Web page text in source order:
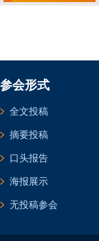
参会形式
全文投稿
摘要投稿
口头报告
海报展示
无投稿参会